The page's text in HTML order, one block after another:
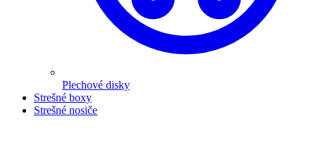
Plechové disky
Strešné boxy
Strešné nosiče